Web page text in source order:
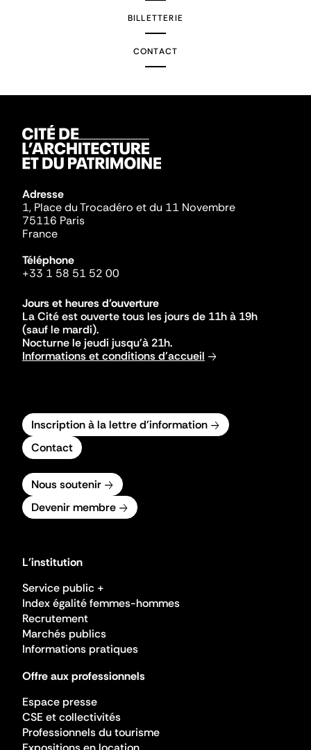
BILLETTERIE
CONTACT
Adresse
1, Place du Trocadéro et du 11 Novembre
75116 Paris
France
Téléphone
+33 1 58 51 52 00
Jours et heures d'ouverture
La Cité est ouverte tous les jours de 11h à 19h
(sauf le mardi).
Nocturne le jeudi jusqu'à 21h.
Informations et conditions d'accueil
Inscription à la lettre d'information
Contact
Nous soutenir
Devenir membre
L'institution
Service public +
Index égalité femmes-hommes
Recrutement
Marchés publics
Informations pratiques
Offre aux professionnels
Espace presse
CSE et collectivités
Professionnels du tourisme